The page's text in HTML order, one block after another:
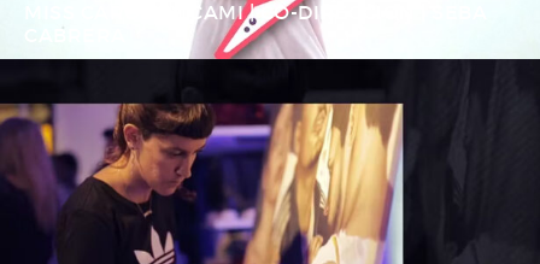
MISS CAROL BY CAMI | CO-DIRECCION | SEBA
CABRERA